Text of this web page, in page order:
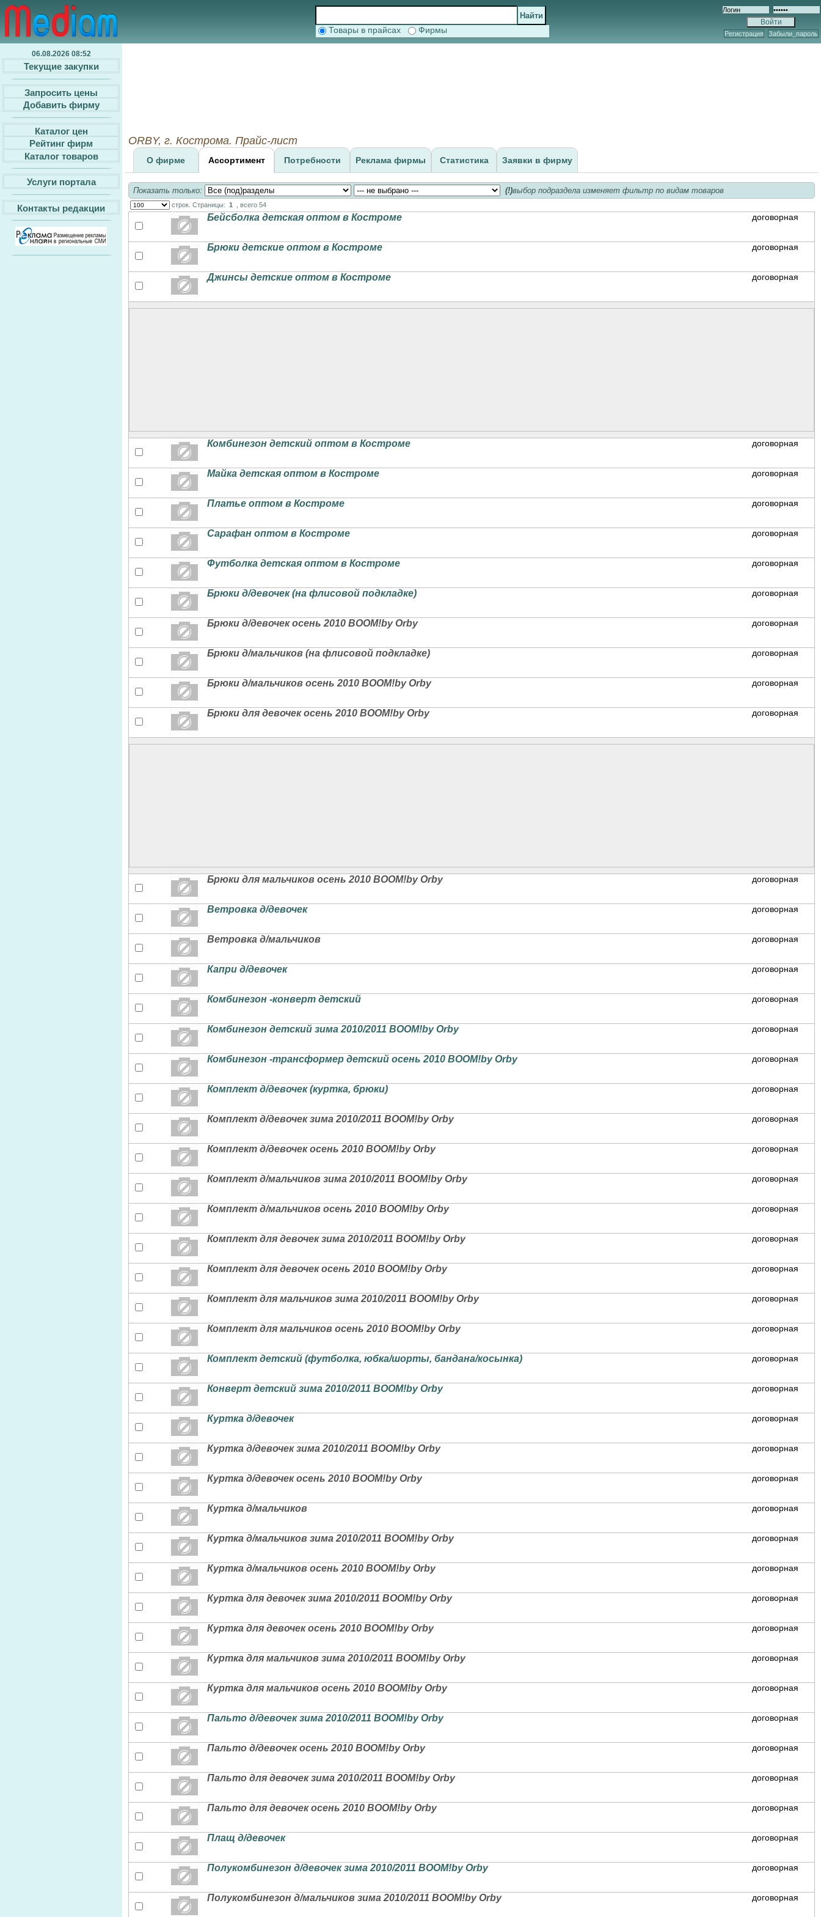
Товары в прайсах Фирмы Регистрация Забыли_пароль
06.08.2026 08:52
Текущие закупки
Запросить цены
Добавить фирму
Каталог цен
Рейтинг фирм
Каталог товаров
Услуги портала
Контакты редакции
ORBY, г. Кострома. Прайс-лист
О фирме Ассортимент Потребности Реклама фирмы Статистика Заявки в фирму
Показать только: (!)выбор подраздела изменяет фильтр по видам товаров
строк. Страницы: 1 , всего 54
Бейсболка детская оптом в Костроме договорная
Брюки детские оптом в Костроме договорная
Джинсы детские оптом в Костроме договорная
Комбинезон детский оптом в Костроме договорная
Майка детская оптом в Костроме договорная
Платье оптом в Костроме договорная
Сарафан оптом в Костроме договорная
Футболка детская оптом в Костроме договорная
Брюки д/девочек (на флисовой подкладке) договорная
Брюки д/девочек осень 2010 BOOM!by Orby договорная
Брюки д/мальчиков (на флисовой подкладке) договорная
Брюки д/мальчиков осень 2010 BOOM!by Orby договорная
Брюки для девочек осень 2010 BOOM!by Orby договорная
Брюки для мальчиков осень 2010 BOOM!by Orby договорная
Ветровка д/девочек договорная
Ветровка д/мальчиков договорная
Капри д/девочек договорная
Комбинезон -конверт детский договорная
Комбинезон детский зима 2010/2011 BOOM!by Orby договорная
Комбинезон -трансформер детский осень 2010 BOOM!by Orby договорная
Комплект д/девочек (куртка, брюки) договорная
Комплект д/девочек зима 2010/2011 BOOM!by Orby договорная
Комплект д/девочек осень 2010 BOOM!by Orby договорная
Комплект д/мальчиков зима 2010/2011 BOOM!by Orby договорная
Комплект д/мальчиков осень 2010 BOOM!by Orby договорная
Комплект для девочек зима 2010/2011 BOOM!by Orby договорная
Комплект для девочек осень 2010 BOOM!by Orby договорная
Комплект для мальчиков зима 2010/2011 BOOM!by Orby договорная
Комплект для мальчиков осень 2010 BOOM!by Orby договорная
Комплект детский (футболка, юбка/шорты, бандана/косынка) договорная
Конверт детский зима 2010/2011 BOOM!by Orby договорная
Куртка д/девочек договорная
Куртка д/девочек зима 2010/2011 BOOM!by Orby договорная
Куртка д/девочек осень 2010 BOOM!by Orby договорная
Куртка д/мальчиков договорная
Куртка д/мальчиков зима 2010/2011 BOOM!by Orby договорная
Куртка д/мальчиков осень 2010 BOOM!by Orby договорная
Куртка для девочек зима 2010/2011 BOOM!by Orby договорная
Куртка для девочек осень 2010 BOOM!by Orby договорная
Куртка для мальчиков зима 2010/2011 BOOM!by Orby договорная
Куртка для мальчиков осень 2010 BOOM!by Orby договорная
Пальто д/девочек зима 2010/2011 BOOM!by Orby договорная
Пальто д/девочек осень 2010 BOOM!by Orby договорная
Пальто для девочек зима 2010/2011 BOOM!by Orby договорная
Пальто для девочек осень 2010 BOOM!by Orby договорная
Плащ д/девочек договорная
Полукомбинезон д/девочек зима 2010/2011 BOOM!by Orby договорная
Полукомбинезон д/мальчиков зима 2010/2011 BOOM!by Orby договорная